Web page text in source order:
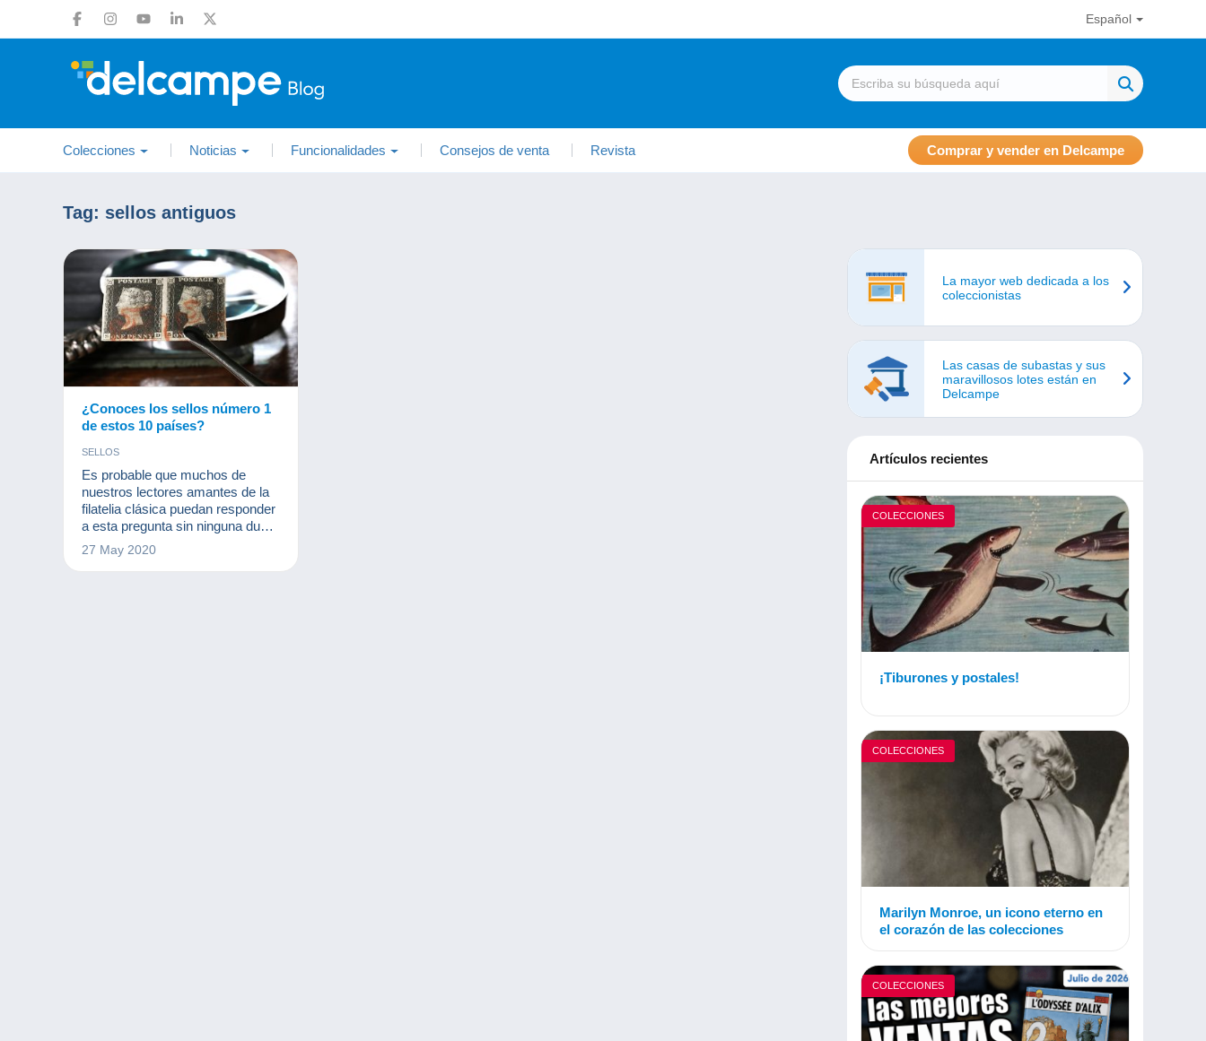
Español
Colecciones Noticias Funcionalidades Consejos de venta Revista Comprar y vender en Delcampe
Tag: sellos antiguos
¿Conoces los sellos número 1
de estos 10 países?
SELLOS
Es probable que muchos de
nuestros lectores amantes de la
filatelia clásica puedan responder
a esta pregunta sin ninguna duda,
pero una pequeña revisión no
hace daño a nadie. Así que
27 May 2020
La mayor web dedicada a los
coleccionistas
Las casas de subastas y sus
maravillosos lotes están en
Delcampe
Artículos recientes
COLECCIONES
¡Tiburones y postales!
COLECCIONES
Marilyn Monroe, un icono eterno en
el corazón de las colecciones
COLECCIONES